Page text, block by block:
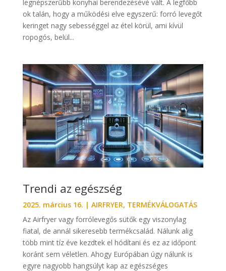
legnépszerűbb konyhai berendezésévé vált. A legfőbb
ok talán, hogy a működési elve egyszerű: forró levegőt
keringet nagy sebességgel az étel körül, ami kívül
ropogós, belül...
Trendi az egészség
2025. március 16. | AIRFRYER, TERMÉKVÁLOGATÁS
Az Airfryer vagy forrólevegős sütők egy viszonylag
fiatal, de annál sikeresebb termékcsalád. Nálunk alig
több mint tíz éve kezdtek el hódítani és ez az időpont
koránt sem véletlen. Ahogy Európában úgy nálunk is
egyre nagyobb hangsúlyt kap az egészséges